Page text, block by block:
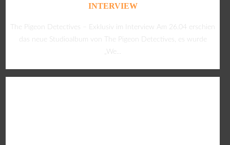
INTERVIEW
The Pigeon Detectives – Exklusiv im Interview Am 26.04 erschien
das neue Studioalbum von The Pigeon Detectives, es wurde
„We...